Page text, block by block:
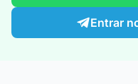
Entrar